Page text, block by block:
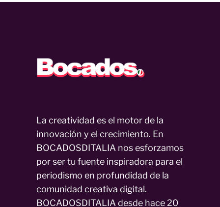
La creatividad es el motor de la
innovación y el crecimiento. En
BOCADOSDITALIA nos esforzamos
por ser tu fuente inspiradora para el
periodismo en profundidad de la
comunidad creativa digital.
BOCADOSDITALIA desde hace 20